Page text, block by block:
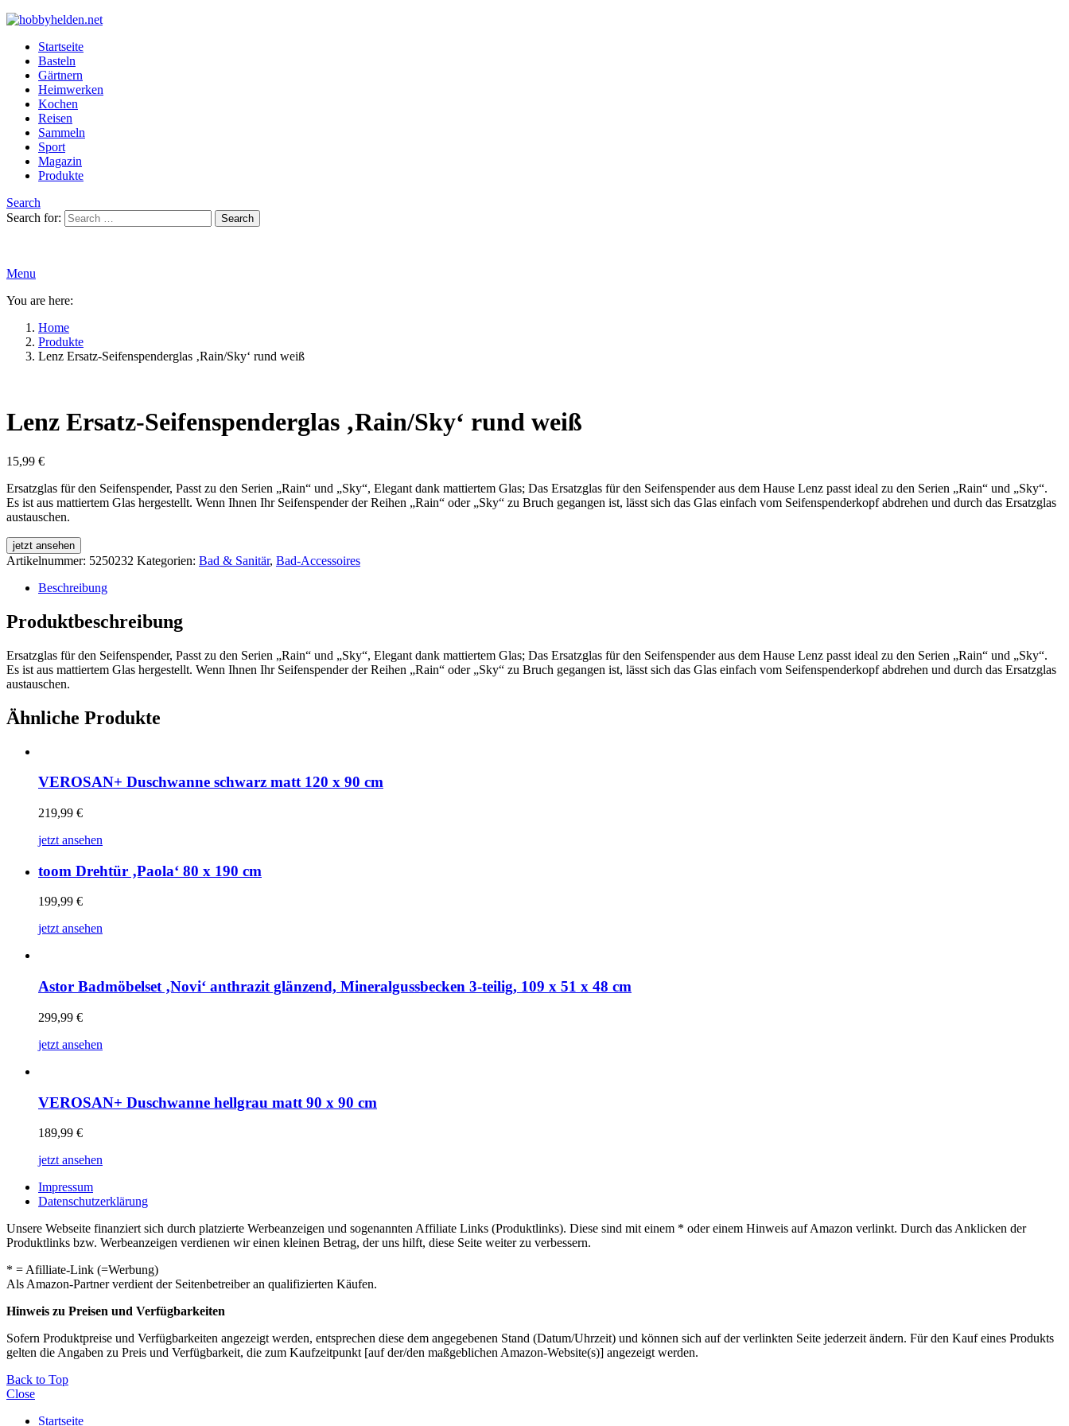
Startseite
Basteln
Gärtnern
Heimwerken
Kochen
Reisen
Sammeln
Sport
Magazin
Produkte
Search
Search for:
Search
Menu
You are here:
Home
Produkte
Lenz Ersatz-Seifenspenderglas ‚Rain/Sky‘ rund weiß
Lenz Ersatz-Seifenspenderglas ‚Rain/Sky‘ rund weiß
15,99 €
Ersatzglas für den Seifenspender, Passt zu den Serien „Rain“ und „Sky“, Elegant dank mattiertem Glas; Das Ersatzglas für den Seifenspender aus dem Hause Lenz passt ideal zu den Serien „Rain“ und „Sky“.
Es ist aus mattiertem Glas hergestellt. Wenn Ihnen Ihr Seifenspender der Reihen „Rain“ oder „Sky“ zu Bruch gegangen ist, lässt sich das Glas einfach vom Seifenspenderkopf abdrehen und durch das Ersatzglas
austauschen.
jetzt ansehen
Artikelnummer: 5250232 Kategorien: Bad & Sanitär, Bad-Accessoires
Beschreibung
Produktbeschreibung
Ersatzglas für den Seifenspender, Passt zu den Serien „Rain“ und „Sky“, Elegant dank mattiertem Glas; Das Ersatzglas für den Seifenspender aus dem Hause Lenz passt ideal zu den Serien „Rain“ und „Sky“.
Es ist aus mattiertem Glas hergestellt. Wenn Ihnen Ihr Seifenspender der Reihen „Rain“ oder „Sky“ zu Bruch gegangen ist, lässt sich das Glas einfach vom Seifenspenderkopf abdrehen und durch das Ersatzglas
austauschen.
Ähnliche Produkte
VEROSAN+ Duschwanne schwarz matt 120 x 90 cm
219,99 €
jetzt ansehen
toom Drehtür ‚Paola‘ 80 x 190 cm
199,99 €
jetzt ansehen
Astor Badmöbelset ‚Novi‘ anthrazit glänzend, Mineralgussbecken 3-teilig, 109 x 51 x 48 cm
299,99 €
jetzt ansehen
VEROSAN+ Duschwanne hellgrau matt 90 x 90 cm
189,99 €
jetzt ansehen
Impressum
Datenschutzerklärung
Unsere Webseite finanziert sich durch platzierte Werbeanzeigen und sogenannten Affiliate Links (Produktlinks). Diese sind mit einem * oder einem Hinweis auf Amazon verlinkt. Durch das Anklicken der
Produktlinks bzw. Werbeanzeigen verdienen wir einen kleinen Betrag, der uns hilft, diese Seite weiter zu verbessern.
* = Afilliate-Link (=Werbung)
Als Amazon-Partner verdient der Seitenbetreiber an qualifizierten Käufen.
Hinweis zu Preisen und Verfügbarkeiten
Sofern Produktpreise und Verfügbarkeiten angezeigt werden, entsprechen diese dem angegebenen Stand (Datum/Uhrzeit) und können sich auf der verlinkten Seite jederzeit ändern. Für den Kauf eines Produkts
gelten die Angaben zu Preis und Verfügbarkeit, die zum Kaufzeitpunkt [auf der/den maßgeblichen Amazon-Website(s)] angezeigt werden.
Back to Top
Close
Startseite